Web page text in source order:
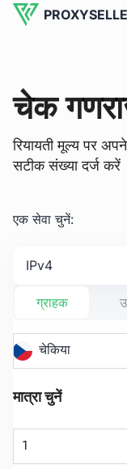
चेक
रियायती मूल्य पर
सटीक संख्या दर्ज करें
एक सेवा चुनें:
IPv4
ग्राहक
चेकिया
मात्रा चुनें